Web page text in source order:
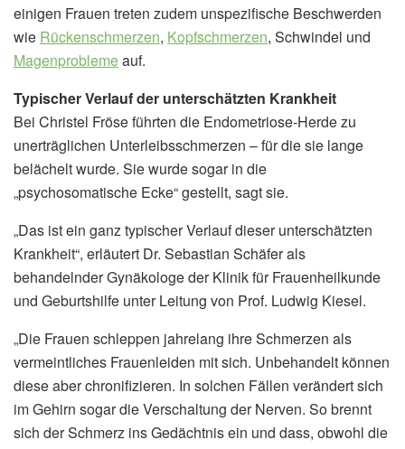
einigen Frauen treten zudem unspezifische Beschwerden
wie Rückenschmerzen, Kopfschmerzen, Schwindel und
Magenproblemeauf.
Typischer Verlauf der unterschätzten Krankheit
Bei Christel Fröse führten die Endometriose-Herde zu
unerträglichen Unterleibsschmerzen – für die sie lange
belächelt wurde. Sie wurde sogar in die
„psychosomatische Ecke“ gestellt, sagt sie.
„Das ist ein ganz typischer Verlauf dieser unterschätzten
Krankheit“, erläutert Dr. Sebastian Schäfer als
behandelnder Gynäkologe der Klinik für Frauenheilkunde
und Geburtshilfe unter Leitung von Prof. Ludwig Kiesel.
„Die Frauen schleppen jahrelang ihre Schmerzen als
vermeintliches Frauenleiden mit sich. Unbehandelt können
diese aber chronifizieren. In solchen Fällen verändert sich
im Gehirn sogar die Verschaltung der Nerven. So brennt
sich der Schmerz ins Gedächtnis ein und dass, obwohl die